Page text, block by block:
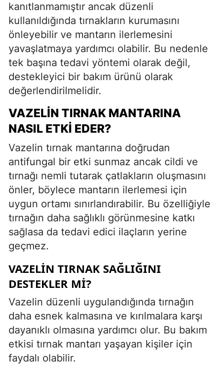
kanıtlanmamıştır ancak düzenli
kullanıldığında tırnakların kurumasını
önleyebilir ve mantarın ilerlemesini
yavaşlatmaya yardımcı olabilir. Bu nedenle
tek başına tedavi yöntemi olarak değil,
destekleyici bir bakım ürünü olarak
değerlendirilmelidir.
VAZELIN TIRNAK MANTARINA
NASIL ETKI EDER?
Vazelin tırnak mantarına doğrudan
antifungal bir etki sunmaz ancak cildi ve
tırnağı nemli tutarak çatlakların oluşmasını
önler, böylece mantarın ilerlemesi için
uygun ortamı sınırlandırabilir. Bu özelliğiyle
tırnağın daha sağlıklı görünmesine katkı
sağlasa da tedavi edici ilaçların yerine
geçmez.
VAZELIN TIRNAK SAĞLIĞINI
DESTEKLER MI?
Vazelin düzenli uygulandığında tırnağın
daha esnek kalmasına ve kırılmalara karşı
dayanıklı olmasına yardımcı olur. Bu bakım
etkisi tırnak mantarı yaşayan kişiler için
faydalı olabilir.